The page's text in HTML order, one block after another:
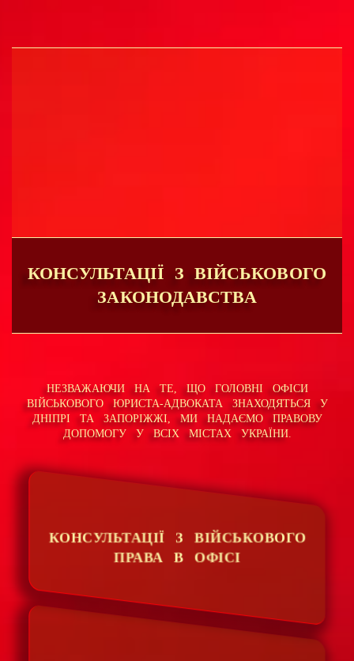
КОНСУЛЬТАЦІЇ З ВІЙСЬКОВОГО
ЗАКОНОДАВСТВА
НЕЗВАЖАЮЧИ НА ТЕ, ЩО ГОЛОВНІ ОФІСИ
ВІЙСЬКОВОГО ЮРИСТА-АДВОКАТА ЗНАХОДЯТЬСЯ У
ДНІПРІ ТА ЗАПОРІЖЖІ, МИ НАДАЄМО ПРАВОВУ
ДОПОМОГУ У ВСІХ МІСТАХ УКРАЇНИ.
КОНСУЛЬТАЦІЇ З ВІЙСЬКОВОГО
ПРАВА В ОФІСІ